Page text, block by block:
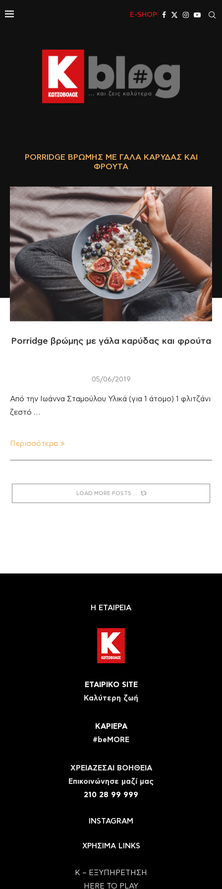
E-SHOP
PORRIDGE ΒΡΏΜΗΣ ΜΕ ΓΆΛΑ ΚΑΡΎΔΑΣ ΚΑΙ
ΦΡΟΎΤΑ
Porridge βρώμης με γάλα καρύδας και φρούτα
05/06/2019
Από την Ιωάννα Σταμούλου Υλικά (για 1 άτομο) 1 φλιτζάνι
ζεστό …
Περισσότερα
LOAD MORE POSTS
Η ΕΤΑΙΡΕΙΑ
ΕΤΑΙΡΙΚΟ SITE
Καλύτερη ζωή
ΚΑΡΙΕΡΑ
#beMORE
ΧΡΕΙΑΖΕΣΑΙ ΒΟΗΘΕΙΑ
Eπικοινώνησε μαζί μας
210 28 99 999
INSTAGRAM
ΧΡΗΣΙΜΑ LINKS
Κ – ΕΞΥΠΗΡΕΤΗΣΗ
HERE TO PLAY